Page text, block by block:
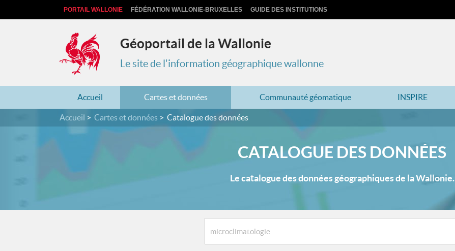
PORTAIL WALLONIE FÉDÉRATION WALLONIE-BRUXELLES GUIDE DES INSTITUTIONS
Géoportail de la Wallonie
Le site de l'information géographique wallonne
Accueil Cartes et données Communauté géomatique INSPIRE
Accueil Cartes et données Catalogue des données
CATALOGUE DES DONNÉES
Le catalogue des données géographiques de la Wallonie.